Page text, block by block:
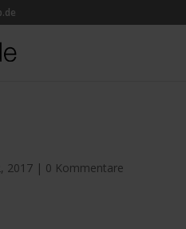
2017 | 0 Kommentare